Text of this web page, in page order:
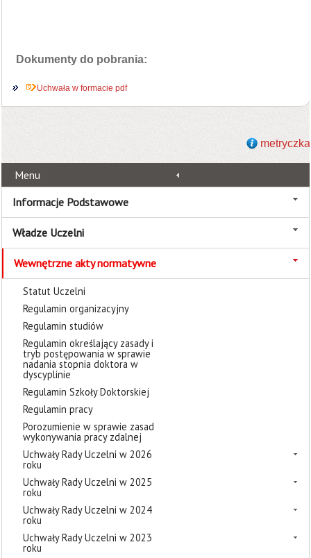
Dokumenty do pobrania:
Uchwała w formacie pdf
metryczka
Menu
Informacje Podstawowe
Władze Uczelni
Wewnętrzne akty normatywne
Statut Uczelni
Regulamin organizacyjny
Regulamin studiów
Regulamin określający zasady i
tryb postępowania w sprawie
nadania stopnia doktora w
dyscyplinie
Regulamin Szkoły Doktorskiej
Regulamin pracy
Porozumienie w sprawie zasad
wykonywania pracy zdalnej
Uchwały Rady Uczelni w 2026
roku
Uchwały Rady Uczelni w 2025
roku
Uchwały Rady Uczelni w 2024
roku
Uchwały Rady Uczelni w 2023
roku